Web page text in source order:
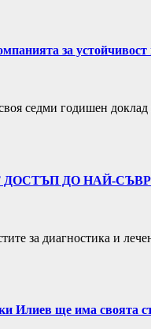
за
седми годишен
ДО НАЙ-
за диагностика и
Илиев ще има своята